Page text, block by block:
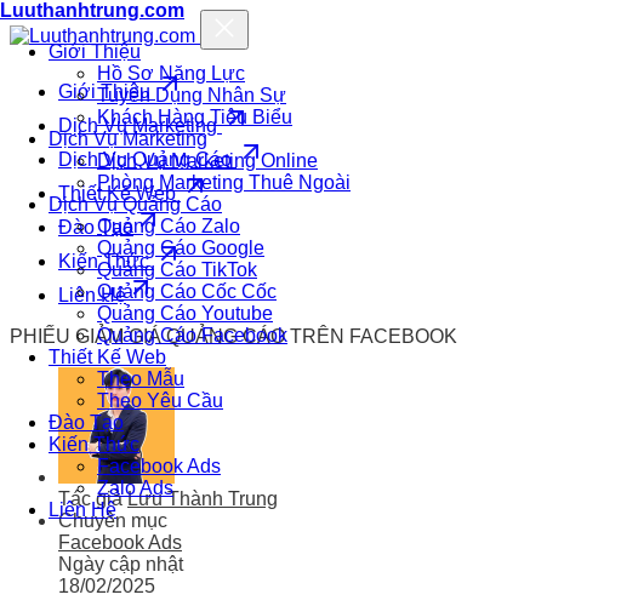
Luuthanhtrung.com
Giới Thiệu
Hồ Sơ Năng Lực
Tuyển Dụng Nhân Sự
Khách Hàng Tiêu Biểu
Dịch Vụ Marketing
Dịch Vụ Marketing Online
Phòng Marketing Thuê Ngoài
Dịch Vụ Quảng Cáo
Quảng Cáo Zalo
Quảng Cáo Google
Quảng Cáo TikTok
Quảng Cáo Cốc Cốc
Quảng Cáo Youtube
Quảng Cáo Facebook
Thiết Kế Web
Theo Mẫu
Theo Yêu Cầu
Đào Tạo
Kiến Thức
Facebook Ads
Zalo Ads
Liên Hệ
Giới Thiệu
Dịch Vụ Marketing
Dịch Vụ Quảng Cáo
Thiết Kế Web
Đào Tạo
Kiến Thức
Liên Hệ
PHIẾU GIẢM GIÁ QUẢNG CÁO TRÊN FACEBOOK
Tác giảLưu Thành Trung
Chuyên mục
Facebook Ads
Ngày cập nhật
18/02/2025